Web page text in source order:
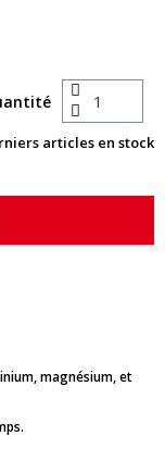
articles en stock
magnésium, et